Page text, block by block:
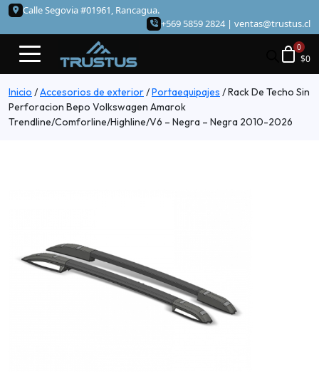
Calle Segovia #01961, Rancagua.
+569 5859 2824 | ventas@trustus.cl
$0
Inicio /Accesorios de exterior/Portaequipajes /Rack De Techo Sin
Perforacion Bepo Volkswagen Amarok
Trendline/Comforline/Highline/V6 – Negra – Negra 2010-2026